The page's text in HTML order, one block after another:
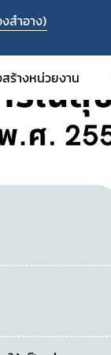
สำอาง)
สร้างหน่วยงาน